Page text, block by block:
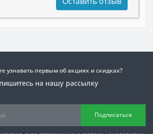
узнавать первым об акциях и скидках?
на нашу рассылку
Подписаться